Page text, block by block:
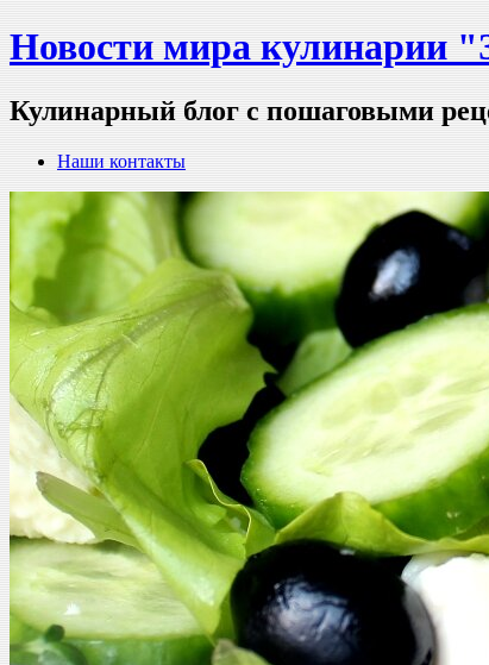
Новости мира кулинарии
Кулинарный блог с пошаговыми
Наши контакты